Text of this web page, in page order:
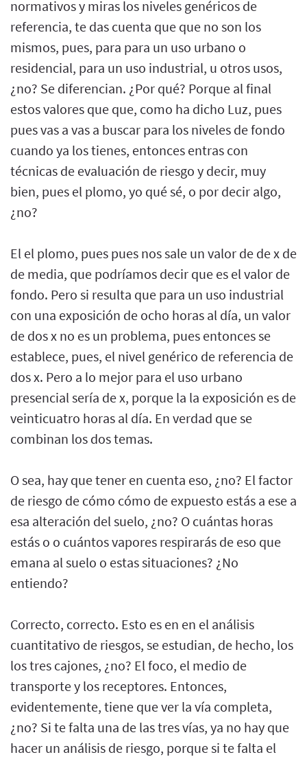
normativos y miras los niveles genéricos de
referencia, te das cuenta que que no son los
mismos, pues, para para un uso urbano o
residencial, para un uso industrial, u otros usos,
¿no? Se diferencian. ¿Por qué? Porque al final
estos valores que que, como ha dicho Luz, pues
pues vas a vas a buscar para los niveles de fondo
cuando ya los tienes, entonces entras con
técnicas de evaluación de riesgo y decir, muy
bien, pues el plomo, yo qué sé, o por decir algo,
¿no?
El el plomo, pues pues nos sale un valor de de x de
de media, que podríamos decir que es el valor de
fondo. Pero si resulta que para un uso industrial
con una exposición de ocho horas al día, un valor
de dos x no es un problema, pues entonces se
establece, pues, el nivel genérico de referencia de
dos x. Pero a lo mejor para el uso urbano
presencial sería de x, porque la la exposición es de
veinticuatro horas al día. En verdad que se
combinan los dos temas.
O sea, hay que tener en cuenta eso, ¿no? El factor
de riesgo de cómo cómo de expuesto estás a ese a
esa alteración del suelo, ¿no? O cuántas horas
estás o o cuántos vapores respirarás de eso que
emana al suelo o estas situaciones? ¿No
entiendo?
Correcto, correcto. Esto es en en el análisis
cuantitativo de riesgos, se estudian, de hecho, los
los tres cajones, ¿no? El foco, el medio de
transporte y los receptores. Entonces,
evidentemente, tiene que ver la vía completa,
¿no? Si te falta una de las tres vías, ya no hay que
hacer un análisis de riesgo, porque si te falta el